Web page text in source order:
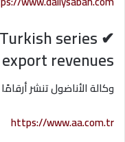
series
export revenues
وكالة الأناضول تنشر
https://www.aa.com.tr